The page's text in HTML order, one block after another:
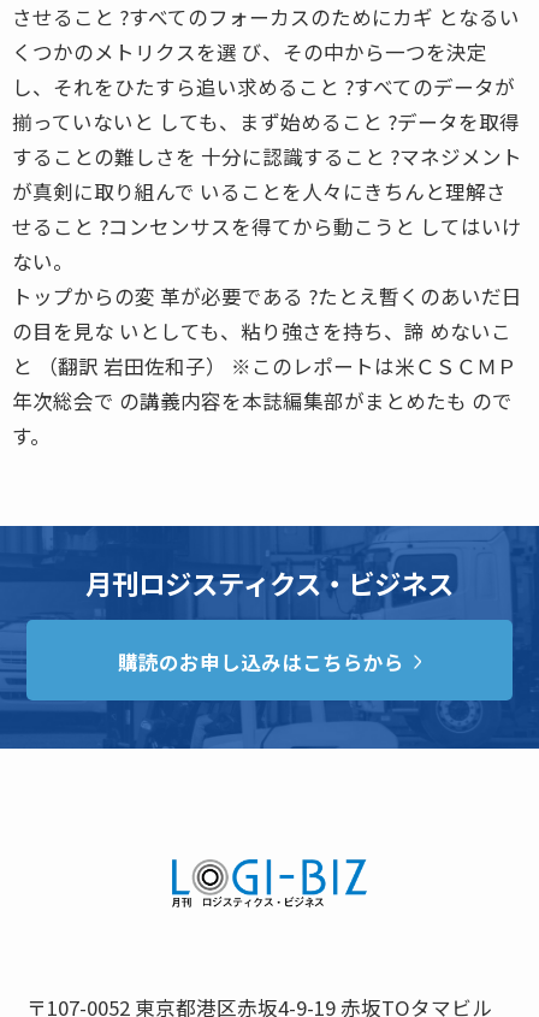
させること ?すべてのフォーカスのためにカギ となるい
くつかのメトリクスを選 び、その中から一つを決定
し、それをひたすら追い求めること ?すべてのデータが
揃っていないと しても、まず始めること ?データを取得
することの難しさを 十分に認識すること ?マネジメント
が真剣に取り組んで いることを人々にきちんと理解さ
せること ?コンセンサスを得てから動こうと してはいけ
ない。
トップからの変 革が必要である ?たとえ暫くのあいだ日
の目を見な いとしても、粘り強さを持ち、諦 めないこ
と （翻訳 岩田佐和子） ※このレポートは米ＣＳＣＭＰ
年次総会で の講義内容を本誌編集部がまとめたも ので
す。
月刊ロジスティクス・ビジネス
購読のお申し込みはこちらから
〒107-0052 東京都港区赤坂4-9-19 赤坂TOタマビル